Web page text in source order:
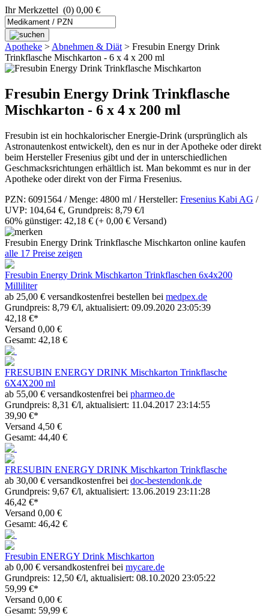
Ihr Merkzettel (0) 0,00 €
Apotheke > Abnehmen & Diät > Fresubin Energy Drink
Trinkflasche Mischkarton - 6 x 4 x 200 ml
Fresubin Energy Drink Trinkflasche
Mischkarton - 6 x 4 x 200 ml
Fresubin ist ein hochkalorischer Energie-Drink (ursprünglich als
Astronautenkost entwickelt), den es nur in der Apotheke oder direkt
beim Hersteller Fresenius gibt und der in unterschiedlichen
Geschmacksrichtungen erhältlich ist. Man bekommt es nur in der
Apotheke oder direkt von der Firma Fresenius.
PZN: 6091564 / Menge: 4800 ml / Hersteller: Fresenius Kabi AG /
UVP: 104,64 €, Grundpreis: 8,79 €/l
60% günstiger: 42,18 € (+ 0,00 € Versand)
Fresubin Energy Drink Trinkflasche Mischkarton online kaufen
alle 17 Preise zeigen
Fresubin Energy Drink Mischkarton Trinkflaschen 6x4x200
Milliliter
ab 25,00 € versandkostenfrei bestellen bei medpex.de
Grundpreis: 8,79 €/l, aktualisiert: 09.09.2020 23:05:39
42,18 €*
Versand 0,00 €
Gesamt: 42,18 €
FRESUBIN ENERGY DRINK Mischkarton Trinkflasche
6X4X200 ml
ab 55,00 € versandkostenfrei bei pharmeo.de
Grundpreis: 8,31 €/l, aktualisiert: 11.04.2017 23:14:55
39,90 €*
Versand 4,50 €
Gesamt: 44,40 €
FRESUBIN ENERGY DRINK Mischkarton Trinkflasche
ab 30,00 € versandkostenfrei bei doc-bestendonk.de
Grundpreis: 9,67 €/l, aktualisiert: 13.06.2019 23:11:28
46,42 €*
Versand 0,00 €
Gesamt: 46,42 €
Fresubin ENERGY Drink Mischkarton
ab 0,00 € versandkostenfrei bei mycare.de
Grundpreis: 12,50 €/l, aktualisiert: 08.10.2020 23:05:22
59,99 €*
Versand 0,00 €
Gesamt: 59,99 €